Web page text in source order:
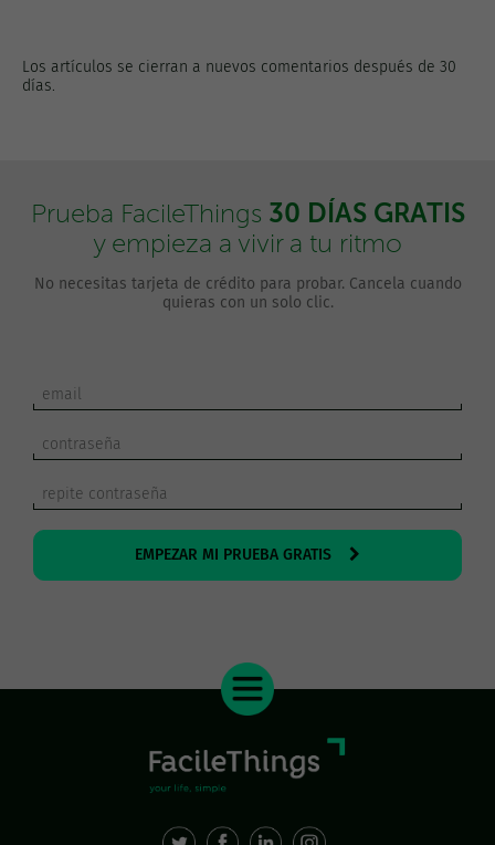
Los artículos se cierran a nuevos comentarios después de 30
días.
Prueba FacileThings 30 DÍAS GRATIS
y empieza a vivir a tu ritmo
No necesitas tarjeta de crédito para probar. Cancela cuando
quieras con un solo clic.